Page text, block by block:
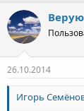
26.10.2014
Игорь